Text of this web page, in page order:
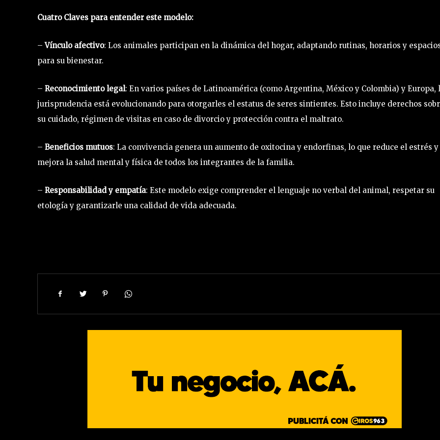
Cuatro Claves para entender este modelo:
–Vínculo afectivo: Los animales participan en la dinámica del hogar, adaptando rutinas, horarios y
para su bienestar.
– Reconocimiento legal: En varios países de Latinoamérica (como Argentina, México y Colombia) y Europa,
jurisprudencia está evolucionando para otorgarles el estatus de seres sintientes. Esto incluye derechos
su cuidado, régimen de visitas en caso de divorcio y protección contra el maltrato.
– Beneficios mutuos: La convivencia genera un aumento de oxitocina y endorfinas, lo que reduce el estrés y
mejora la salud mental y física de todos los integrantes de la familia.
– Responsabilidad y empatía: Este modelo exige comprender el lenguaje no verbal del animal, respetar su
etología y garantizarle una calidad de vida adecuada.